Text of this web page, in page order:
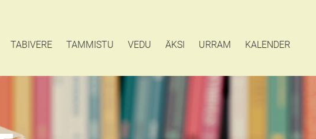
TABIVERE TAMMISTU VEDU ÄKSI URRAM KALENDER